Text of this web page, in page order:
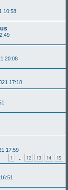
10:58
20:08
17:18
17:59
1 … 12 13 14 15